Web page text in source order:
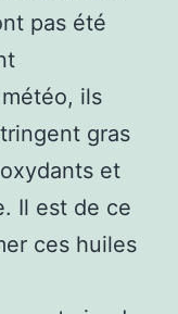
pas été
ils
gras
et
Il est de ce
ces huiles